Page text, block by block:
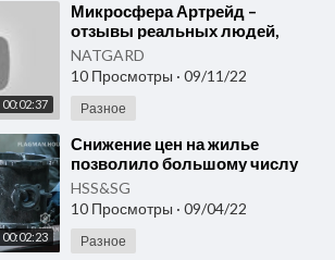
00:02:37
⁣Микросфера Артрейд –
отзывы реальных людей,
использующих продукцию.
Микросфера
алюмосиликатная - как?
NATGARD
10 Просмотры · 09/11/22
Разное
00:02:23
⁣Снижение цен на жилье
позволило большому числу
людей приобрести землю и
задуматься о своём доме.
HSS&SG
10 Просмотры · 09/04/22
Разное